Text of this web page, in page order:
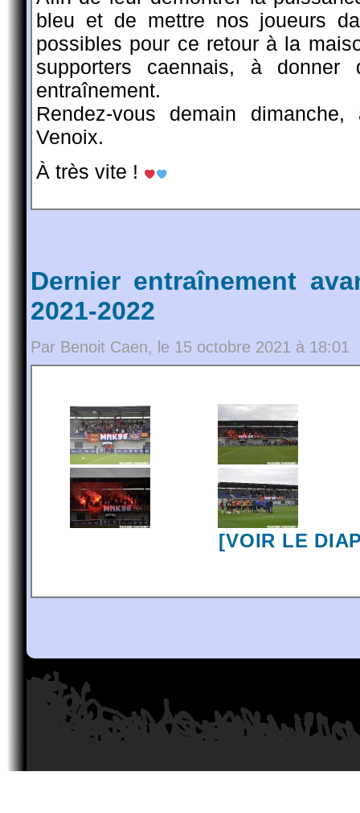
bleu et de mettre nos joueurs
possibles pour ce retour à la
supporters caennais, à
entraînement.
Rendez-vous demain
Venoix.
À très vite !
Dernier entraînement
2021-2022
Par Benoit Caen, le 15 octobre 2021 à 18:01
[VOIR LE